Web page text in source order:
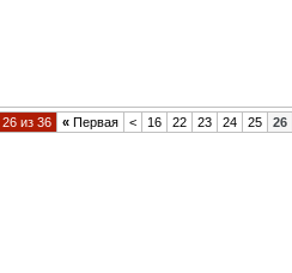
из 36 « Первая < 16 22 23 24 25 26